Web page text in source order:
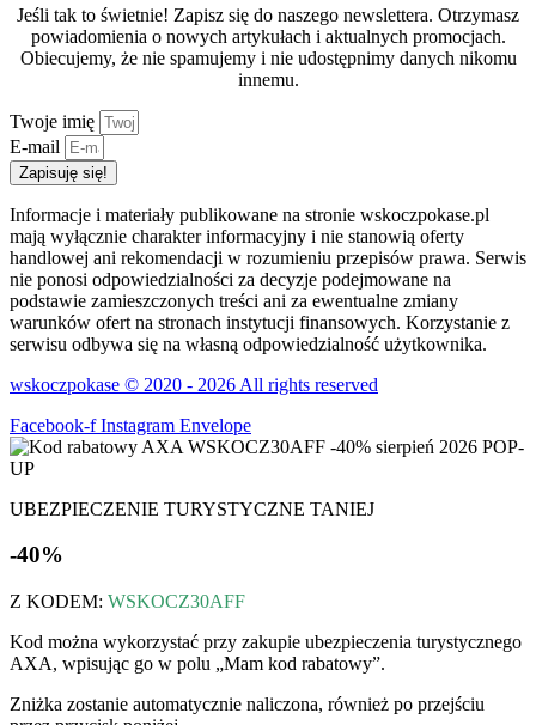
Jeśli tak to świetnie! Zapisz się do naszego newslettera. Otrzymasz
powiadomienia o nowych artykułach i aktualnych promocjach.
Obiecujemy, że nie spamujemy i nie udostępnimy danych nikomu
innemu.
Twoje imię
E-mail
Zapisuję się!
Informacje i materiały publikowane na stronie wskoczpokase.pl
mają wyłącznie charakter informacyjny i nie stanowią oferty
handlowej ani rekomendacji w rozumieniu przepisów prawa. Serwis
nie ponosi odpowiedzialności za decyzje podejmowane na
podstawie zamieszczonych treści ani za ewentualne zmiany
warunków ofert na stronach instytucji finansowych. Korzystanie z
serwisu odbywa się na własną odpowiedzialność użytkownika.
wskoczpokase © 2020 - 2026 All rights reserved
Facebook-f Instagram Envelope
UBEZPIECZENIE TURYSTYCZNE TANIEJ
-40%
Z KODEM: WSKOCZ30AFF
Kod można wykorzystać przy zakupie ubezpieczenia turystycznego
AXA, wpisując go w polu „Mam kod rabatowy”.
Zniżka zostanie automatycznie naliczona, również po przejściu